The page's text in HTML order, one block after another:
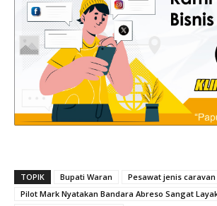
TOPIK Bupati Waran
Pesawat jenis caravan
Pilot Mark Nyatakan Bandara Abreso Sangat